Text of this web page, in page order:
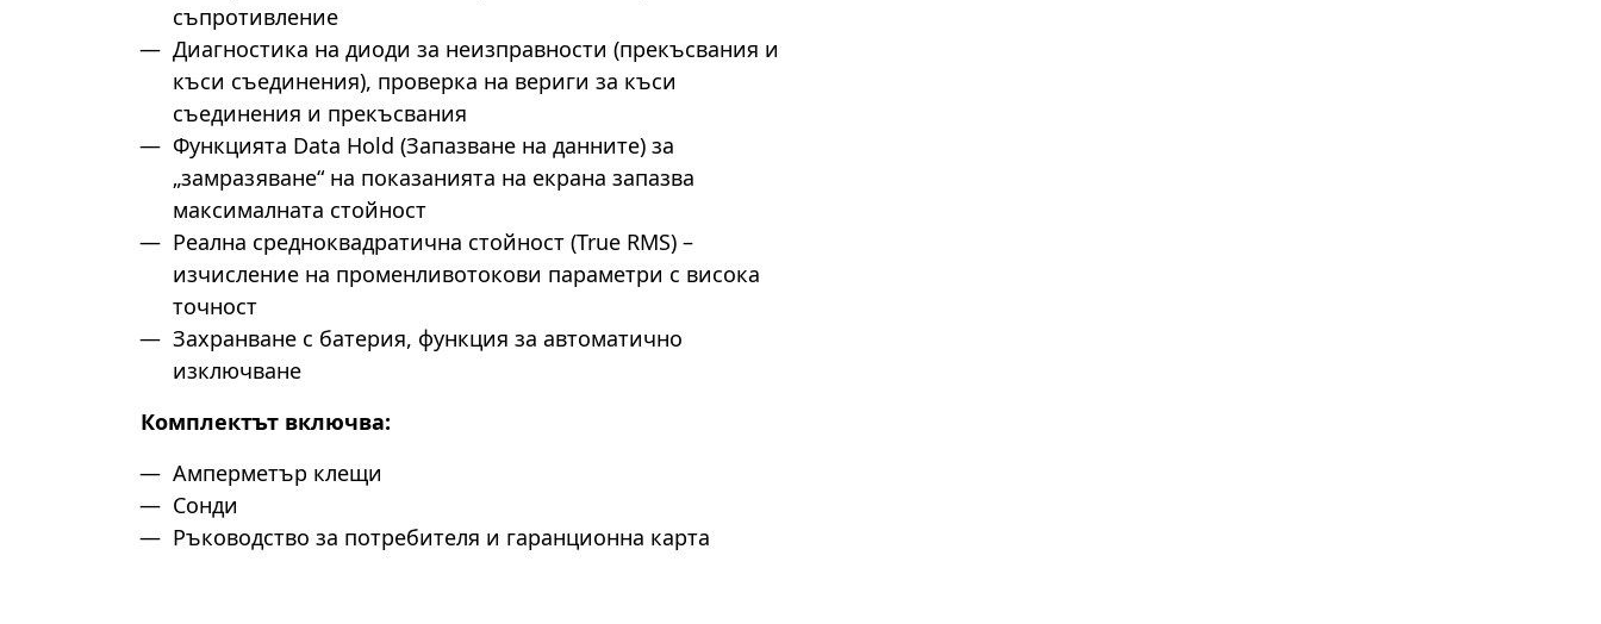
съпротивление
Диагностика на диоди за неизправности (прекъсвания и
къси съединения), проверка на вериги за къси
съединения и прекъсвания
Функцията Data Hold (Запазване на данните) за
„замразяване“ на показанията на екрана запазва
максималната стойност
Реална средноквадратична стойност (True RMS) –
изчисление на променливотокови параметри с висока
тoчност
Захранване с батерия, функция за автоматично
изключване
Комплектът включва:
Амперметър клещи
Сонди
Ръководство за потребителя и гаранционна карта